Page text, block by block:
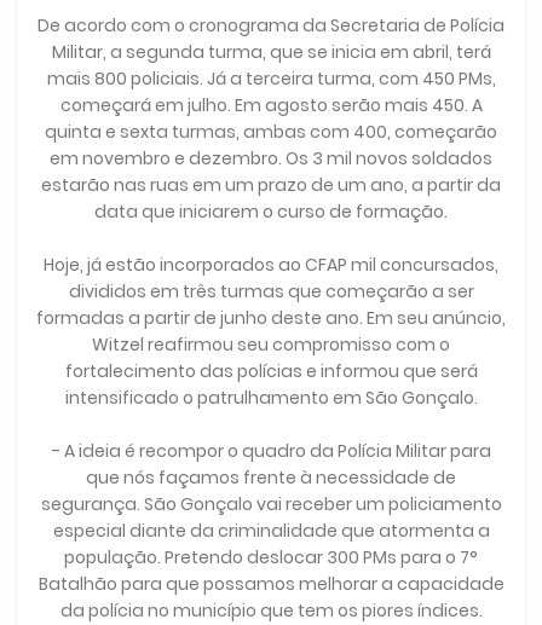
De acordo com o cronograma da Secretaria de Polícia
Militar, a segunda turma, que se inicia em abril, terá
mais 800 policiais. Já a terceira turma, com 450 PMs,
começará em julho. Em agosto serão mais 450. A
quinta e sexta turmas, ambas com 400, começarão
em novembro e dezembro. Os 3 mil novos soldados
estarão nas ruas em um prazo de um ano, a partir da
data que iniciarem o curso de formação.
Hoje, já estão incorporados ao CFAP mil concursados,
divididos em três turmas que começarão a ser
formadas a partir de junho deste ano. Em seu anúncio,
Witzel reafirmou seu compromisso com o
fortalecimento das polícias e informou que será
intensificado o patrulhamento em São Gonçalo.
- A ideia é recompor o quadro da Polícia Militar para
que nós façamos frente à necessidade de
segurança. São Gonçalo vai receber um policiamento
especial diante da criminalidade que atormenta a
população. Pretendo deslocar 300 PMs para o 7°
Batalhão para que possamos melhorar a capacidade
da polícia no município que tem os piores índices.